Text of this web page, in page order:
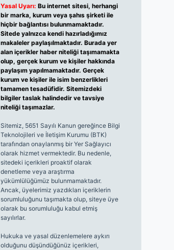
Yasal Uyarı: Bu internet sitesi, herhangi
bir marka, kurum veya şahıs şirketi ile
hiçbir bağlantısı bulunmamaktadır.
Sitede yalnızca kendi hazırladığımız
makaleler paylaşılmaktadır. Burada yer
alan içerikler haber niteliği taşımamakta
olup, gerçek kurum ve kişiler hakkında
paylaşım yapılmamaktadır. Gerçek
kurum ve kişiler ile isim benzerlikleri
tamamen tesadüfidir. Sitemizdeki
bilgiler taslak halindedir ve tavsiye
niteliği taşımazlar.
Sitemiz, 5651 Sayılı Kanun gereğince Bilgi
Teknolojileri ve İletişim Kurumu (BTK)
tarafından onaylanmış bir Yer Sağlayıcı
olarak hizmet vermektedir. Bu nedenle,
sitedeki içerikleri proaktif olarak
denetleme veya araştırma
yükümlülüğümüz bulunmamaktadır.
Ancak, üyelerimiz yazdıkları içeriklerin
sorumluluğunu taşımakta olup, siteye üye
olarak bu sorumluluğu kabul etmiş
sayılırlar.
Hukuka ve yasal düzenlemelere aykırı
olduğunu düşündüğünüz içerikleri,